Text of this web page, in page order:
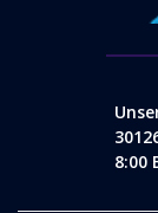
8:00